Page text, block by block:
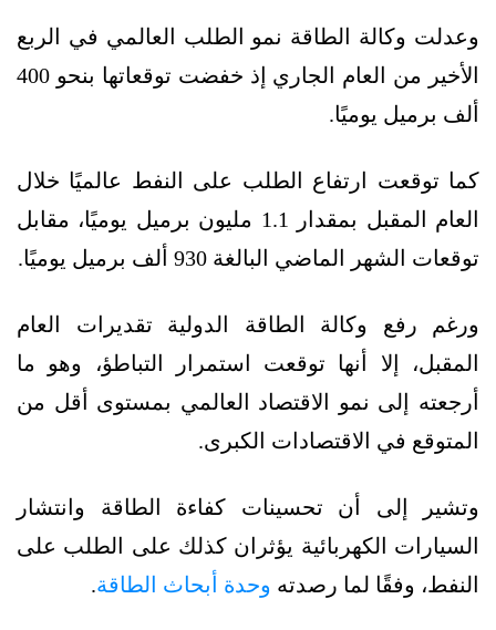
وعدلت وكالة الطاقة نمو الطلب العالمي في الربع
الأخير من العام الجاري إذ خفضت توقعاتها بنحو 400
ألف برميل يوميًا.
كما توقعت ارتفاع الطلب على النفط عالميًا خلال
العام المقبل بمقدار 1.1 مليون برميل يوميًا، مقابل
توقعات الشهر الماضي البالغة 930 ألف برميل يوميًا.
ورغم رفع وكالة الطاقة الدولية تقديرات العام
المقبل، إلا أنها توقعت استمرار التباطؤ، وهو ما
أرجعته إلى نمو الاقتصاد العالمي بمستوى أقل من
المتوقع في الاقتصادات الكبرى.
وتشير إلى أن تحسينات كفاءة الطاقة وانتشار
السيارات الكهربائية يؤثران كذلك على الطلب على
النفط، وفقًا لما رصدته وحدة أبحاث الطاقة.